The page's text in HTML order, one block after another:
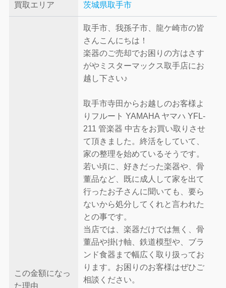
買取エリア 茨城県取手市
この金額になっ
た理由
取手市、我孫子市、龍ケ崎市の皆
さんこんにちは！
楽器のご売却でお困りの方はさす
がやミスターマックス取手店にお
越し下さい♪
取手市寺田からお越しのお客様よ
りフルート YAMAHA ヤマハ YFL-
211 管楽器 中古をお買い取りさせ
て頂きました。終活をしていて、
家の整理を始めているそうです。
若い頃に、好きだった楽器や、骨
董品など、既に成人して家を出て
行ったお子さんに聞いても、要ら
ないから処分してくれと言われた
との事です。
当店では、楽器だけでは無く、骨
董品や掛け軸、鉄道模型や、ブラ
ンド食器まで幅広く取り扱ってお
ります。お困りのお客様はぜひご
相談ください。